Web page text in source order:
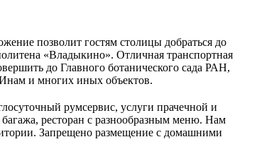
позволит гостям столицы добраться до
«Владыкино». Отличная транспортная
до Главного ботанического сада РАН,
и многих иных объектов.
румсервис, услуги прачечной и
ресторан с разнообразным меню. Нам
Запрещено размещение с домашними